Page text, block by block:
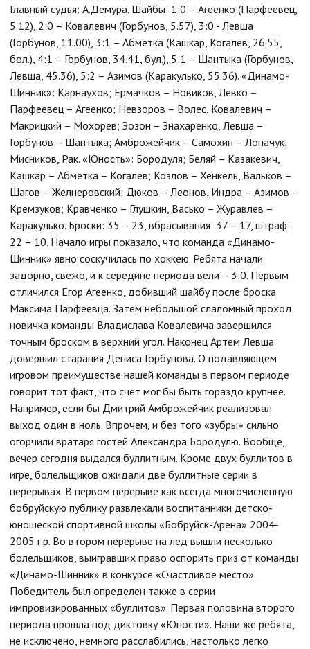
Главный судья: А.Демура. Шайбы: 1:0 – Агеенко (Парфеевец,
5.12), 2:0 – Ковалевич (Горбунов, 5.57), 3:0 - Левша
(Горбунов, 11.00), 3:1 – Абметка (Кашкар, Когалев, 26.55,
бол.), 4:1 – Горбунов, 34.41, бул.), 5:1 – Шантыка (Горбунов,
Левша, 45.36), 5:2 – Азимов (Каракулько, 55.36). «Динамо-
Шинник»: Карнаухов; Ермачков – Новиков, Левко –
Парфеевец – Агеенко; Невзоров – Волес, Ковалевич –
Макрицкий – Мохорев; Зозон – Знахаренко, Левша –
Горбунов – Шантыка; Амброжейчик – Самохин – Лопачук;
Мисников, Рак. «Юность»: Бородуля; Беляй – Казакевич,
Кашкар – Абметка – Когалев; Козлов – Хенкель, Вальков –
Шагов – Желнеровский; Дюков – Леонов, Индра – Азимов –
Кремзуков; Кравченко – Глушкин, Васько – Журавлев –
Каракулько. Броски: 35 – 23, вбрасывания: 37 – 17, штраф:
22 – 10. Начало игры показало, что команда «Динамо-
Шинник» явно соскучилась по хоккею. Ребята начали
задорно, свежо, и к середине периода вели – 3:0. Первым
отличился Егор Агеенко, добивший шайбу после броска
Максима Парфеевца. Затем небольшой слаломный проход
новичка команды Владислава Ковалевича завершился
точным броском в верхний угол. Наконец Артем Левша
довершил старания Дениса Горбунова. О подавляющем
игровом преимуществе нашей команды в первом периоде
говорит тот факт, что счет мог бы быть гораздо крупнее.
Например, если бы Дмитрий Амброжейчик реализовал
выход один в ноль. Впрочем, и без того «зубры» сильно
огорчили вратаря гостей Александра Бородулю. Вообще,
вечер сегодня выдался буллитным. Кроме двух буллитов в
игре, болельщиков ожидали две буллитные серии в
перерывах. В первом перерыве как всегда многочисленную
бобруйскую публику развлекали воспитанники детско-
юношеской спортивной школы «Бобруйск-Арена» 2004-
2005 г.р. Во втором перерыве на лед вышли несколько
болельщиков, выигравших право оспорить приз от команды
«Динамо-Шинник» в конкурсе «Счастливое место».
Победитель был определен также в серии
импровизированных «буллитов». Первая половина второго
периода прошла под диктовку «Юности». Наши же ребята,
не исключено, немного расслабились, настолько легко